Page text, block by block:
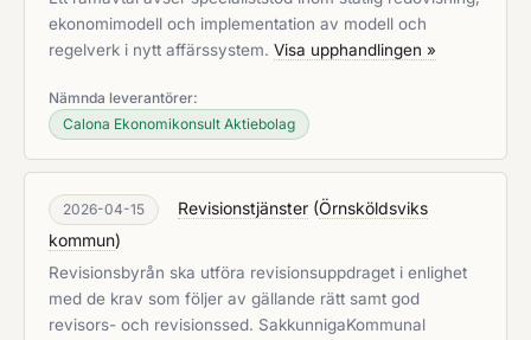
ekonomimodell och implementation av modell och
regelverk i nytt affärssystem. Visa upphandlingen »
Nämnda leverantörer:
Calona Ekonomikonsult Aktiebolag
2026-04-15 Revisionstjänster (Örnsköldsviks
kommun)
Revisionsbyrån ska utföra revisionsuppdraget i enlighet
med de krav som följer av gällande rätt samt god
revisors- och revisionssed. SakkunnigaKommunal